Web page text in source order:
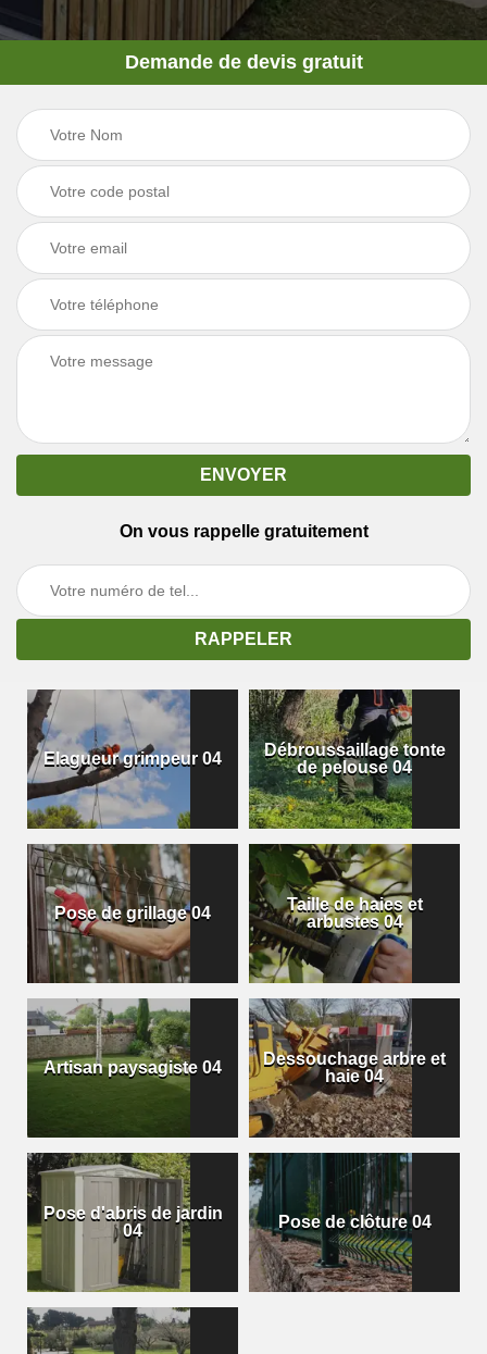
Demande de devis gratuit
On vous rappelle gratuitement
Elagueur grimpeur 04
Débroussaillage tonte
de pelouse 04
Pose de grillage 04
Taille de haies et
arbustes 04
Artisan paysagiste 04
Dessouchage arbre et
haie 04
Pose d'abris de jardin
04
Pose de clôture 04